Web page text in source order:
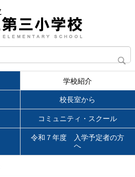
学校紹介
校長室から
コミュニティ・スクール
令和７年度 入学予定者の方
へ